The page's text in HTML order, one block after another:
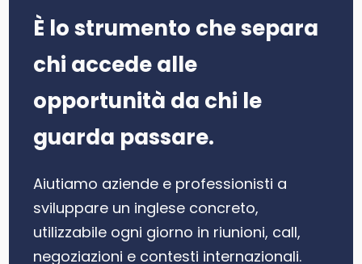
È lo strumento che separa
chi accede alle
opportunità da chi le
guarda passare.
Aiutiamo aziende e professionisti a
sviluppare un inglese concreto,
utilizzabile ogni giorno in riunioni, call,
negoziazioni e contesti internazionali.